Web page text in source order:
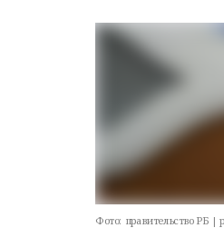
Фото: правительство РБ |